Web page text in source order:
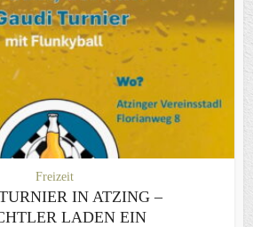
Freizeit
IN ATZING –
LADEN EIN